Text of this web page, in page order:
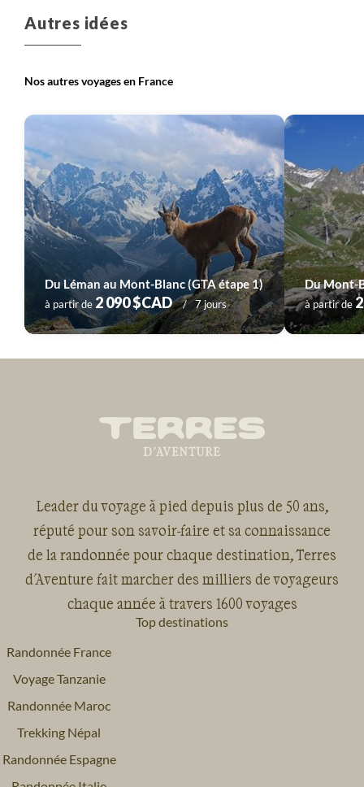
Voyage
Pyrénées
Voyage
Sud-Ouest Voyage
Vallée de la Loire
Autres idées
Nos autres voyages en France
Du Léman au Mont-Blanc (GTA étape 1)
à partir de 2 090 $CAD 7 jours à partir de
Leader du voyage à pied depuis plus de 50 ans,
réputé pour son savoir-faire et sa connaissance
de la randonnée pour chaque destination, Terres
d'Aventure fait marcher des milliers de voyageurs
chaque année à travers 1600 voyages
Top destinations
Randonnée France
Voyage Tanzanie
Randonnée Maroc
Trekking Népal
Randonnée Espagne